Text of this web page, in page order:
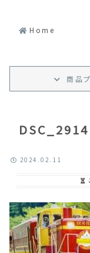
Home
商品
DSC_2914
2024.02.11